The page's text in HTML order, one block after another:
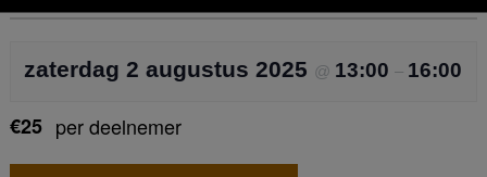
IETS
zaterdag 2 augustus 2025 @ 13:00 – 16:00
€25 per deelnemer